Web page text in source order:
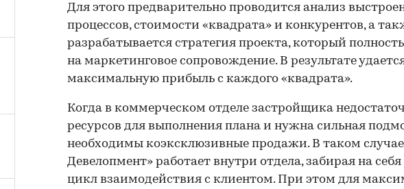
Для этого предварительно проводится анализ
процессов, стоимости «квадрата» и конкурентов, а
разрабатывается стратегия проекта, который
на маркетинговое сопровождение. В результате
максимальную прибыль с каждого «квадрата».
Когда в коммерческом отделе застройщика
ресурсов для выполнения плана и нужна сильная
необходимы коэксклюзивные продажи. В таком
Девелопмент» работает внутри отдела, забирая на
цикл взаимодействия с клиентом. При этом для